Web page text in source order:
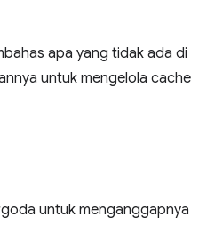
apa yang tidak ada di
untuk mengelola cache
untuk menganggapnya